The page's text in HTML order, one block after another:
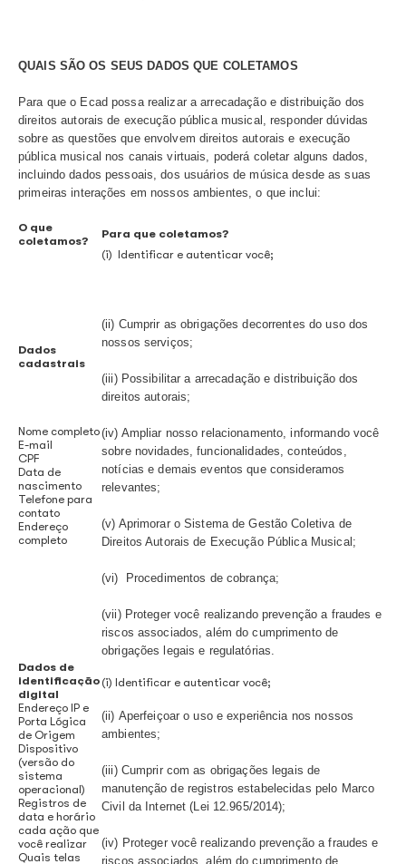
PROTEGEMOS E RESPEITAMOS A SUA
Estamos comprometidos com os mais rigorosos
segurança e de proteção à privacidade dos visitantes
Canal do Usuário e do Ecadnet. Esta política tem como
compromisso proteger todos os dados coletados dos
e Ecadnet. Todas as informações do cadastro serão de
exclusivo do Ecad, sendo incorporadas ao banco de
meio da internet como por outras mídias.​
Para que o Ecad possa realizar a arrecadação e
direitos autorais de execução pública musical,
sobre as questões que envolvem direitos autorais e
pública musical nos canais virtuais, poderá coletar
incluindo dados pessoais, dos usuários de música
primeiras interações em nossos ambientes, o que inclui:
coletamos?
Para que coletamos?
Dados
cadastrais
(i) Identificar e autenticar você;
(ii) Cumprir as obrigações decorrentes
nossos serviços;
(iii) Possibilitar a arrecadação e